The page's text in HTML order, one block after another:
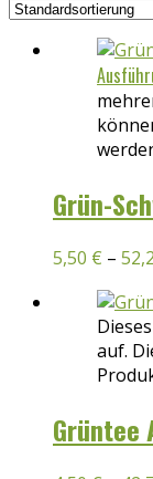
Grün-
5,50 € –
auf.
Grüntee